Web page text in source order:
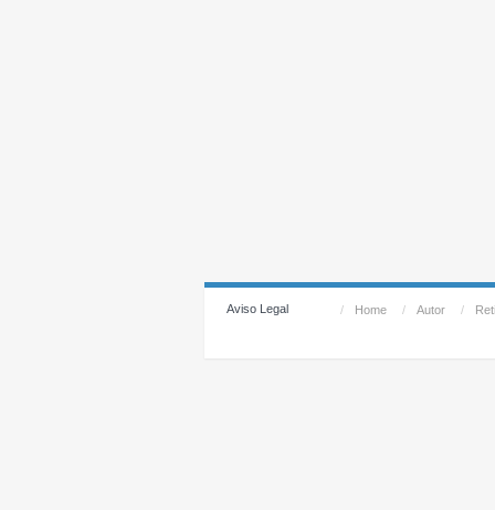
Aviso Legal / Home / Autor /